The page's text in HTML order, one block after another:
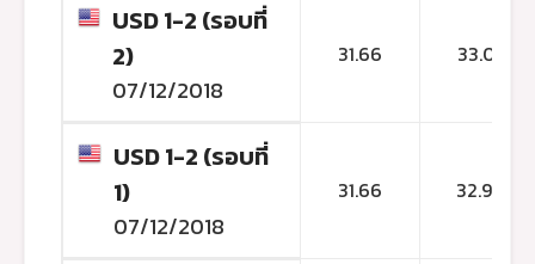
USD 1-2 (รอบที่
2)
07/12/2018
31.66 33.01
USD 1-2 (รอบที่
1)
07/12/2018
31.66 32.98